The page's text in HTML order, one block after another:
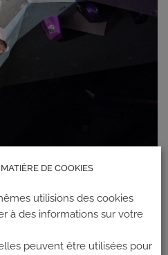
DE COOKIES
utilisions des cookies
à des informations sur votre
peuvent être utilisées pour